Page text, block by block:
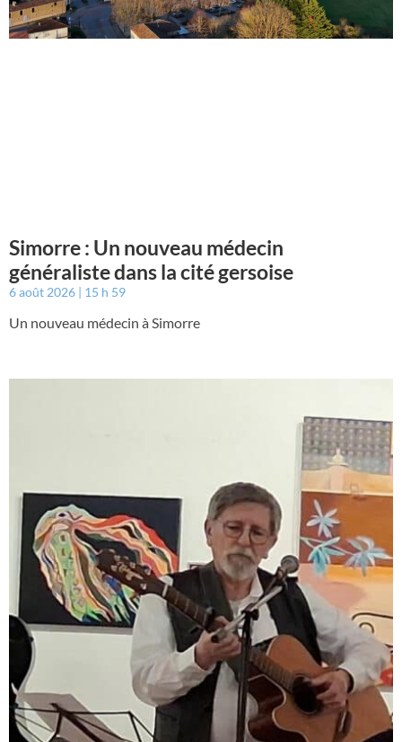
Simorre : Un nouveau médecin
généraliste dans la cité gersoise
6 août 2026 15 h 59
Un nouveau médecin à Simorre